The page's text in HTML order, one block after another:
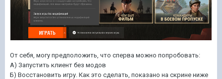
От себя, могу предположить, что сперва можно попробовать:
А) Запустить клиент без модов
Б) Восстановить игру. Как это сделать, показано на скрине ниже